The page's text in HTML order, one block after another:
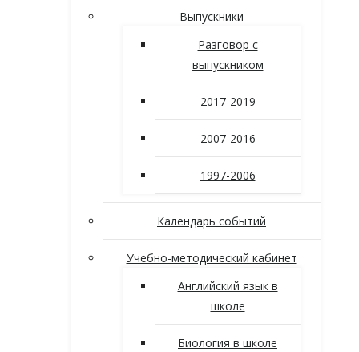
Выпускники
Разговор с
выпускником
2017-2019
2007-2016
1997-2006
Календарь событий
Учебно-методический кабинет
Английский язык в
школе
Биология в школе